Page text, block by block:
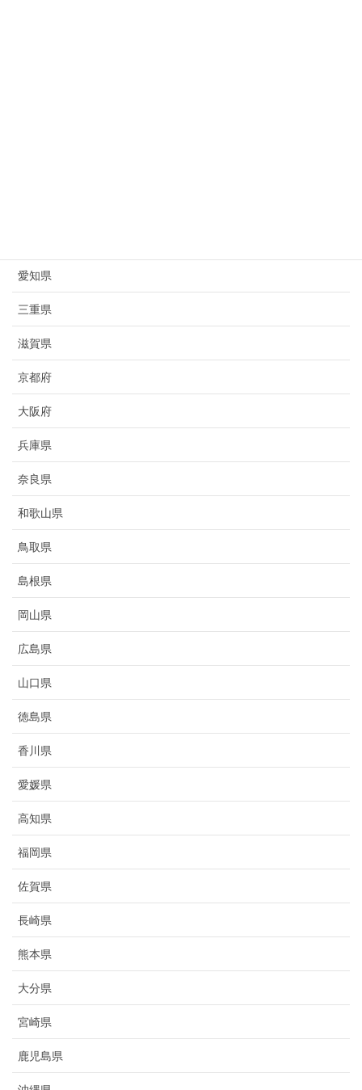
愛知県
三重県
滋賀県
京都府
大阪府
兵庫県
奈良県
和歌山県
鳥取県
島根県
岡山県
広島県
山口県
徳島県
香川県
愛媛県
高知県
福岡県
佐賀県
長崎県
熊本県
大分県
宮崎県
鹿児島県